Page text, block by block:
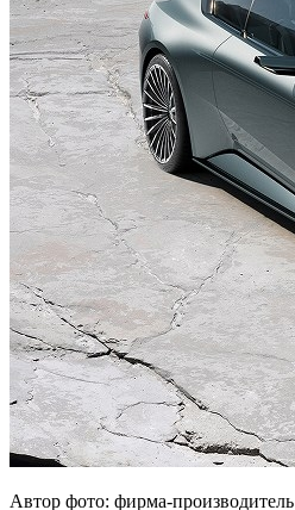
Автор фото: фирма-производитель